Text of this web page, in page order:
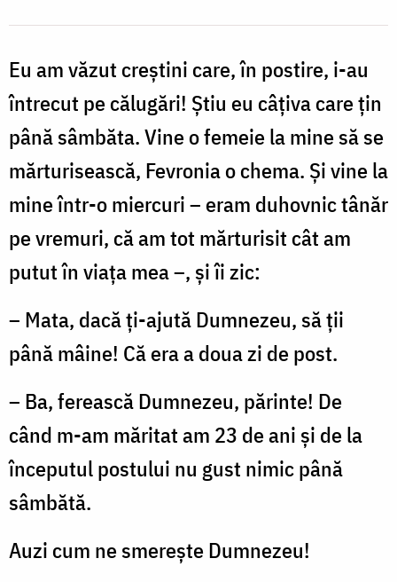
un
ajutor
spre
virtute
/
Nechifor
Eu am văzut creștini care, în postire, i-au
întrecut pe călugări! Știu eu câțiva care țin
până sâmbăta. Vine o femeie la mine să se
mărturisească, Fevronia o chema. Și vine la
mine într-o miercuri – eram duhovnic tânăr
pe vremuri, că am tot mărturisit cât am
putut în viața mea –, și îi zic:
– Mata, dacă ți-ajută Dumnezeu, să ții
până mâine! Că era a doua zi de post.
– Ba, ferească Dumnezeu, părinte! De
când m-am măritat am 23 de ani și de la
începutul postului nu gust nimic până
sâmbătă.
Auzi cum ne smerește Dumnezeu!